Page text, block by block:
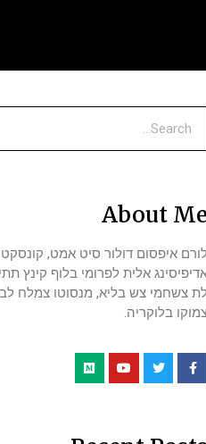
About
איפסום דולור סיט אמט,
אלית לפרומי בלוף קינץ
צשחמי צש בליא, מנסוטו צמלח
בלוקריה.